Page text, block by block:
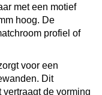
met een motief
hoog. De
profiel of
voor een
Dit
vertraagt de vorming